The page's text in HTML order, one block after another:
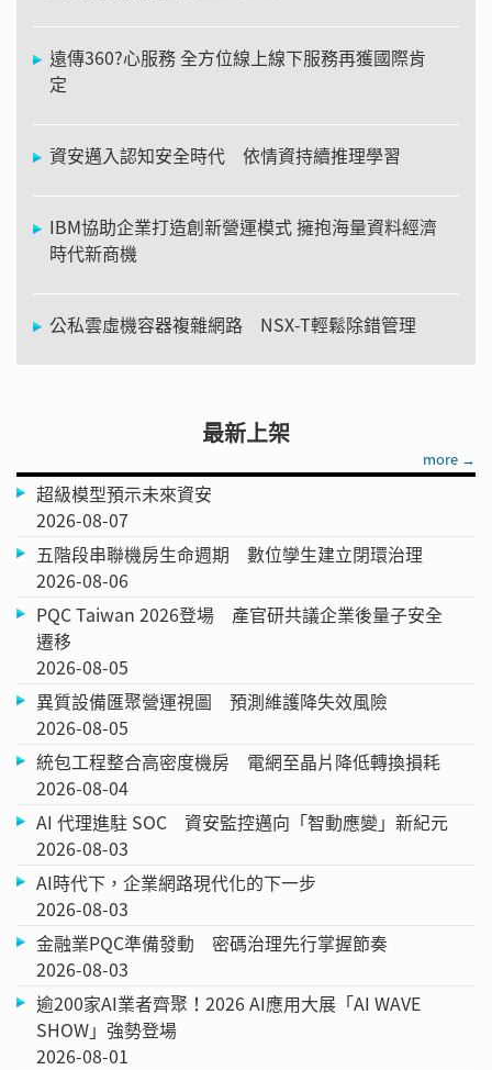
遠傳360?心服務 全方位線上線下服務再獲國際肯
定
資安邁入認知安全時代 依情資持續推理學習
IBM協助企業打造創新營運模式 擁抱海量資料經濟
時代新商機
公私雲虛機容器複雜網路 NSX-T輕鬆除錯管理
最新上架
more →
超級模型預示未來資安
2026-08-07
五階段串聯機房生命週期 數位孿生建立閉環治理
2026-08-06
PQC Taiwan 2026登場 產官研共議企業後量子安全
遷移
2026-08-05
異質設備匯聚營運視圖 預測維護降失效風險
2026-08-05
統包工程整合高密度機房 電網至晶片降低轉換損耗
2026-08-04
AI 代理進駐 SOC 資安監控邁向「智動應變」新紀元
2026-08-03
AI時代下，企業網路現代化的下一步
2026-08-03
金融業PQC準備發動 密碼治理先行掌握節奏
2026-08-03
逾200家AI業者齊聚！2026 AI應用大展「AI WAVE
SHOW」強勢登場
2026-08-01